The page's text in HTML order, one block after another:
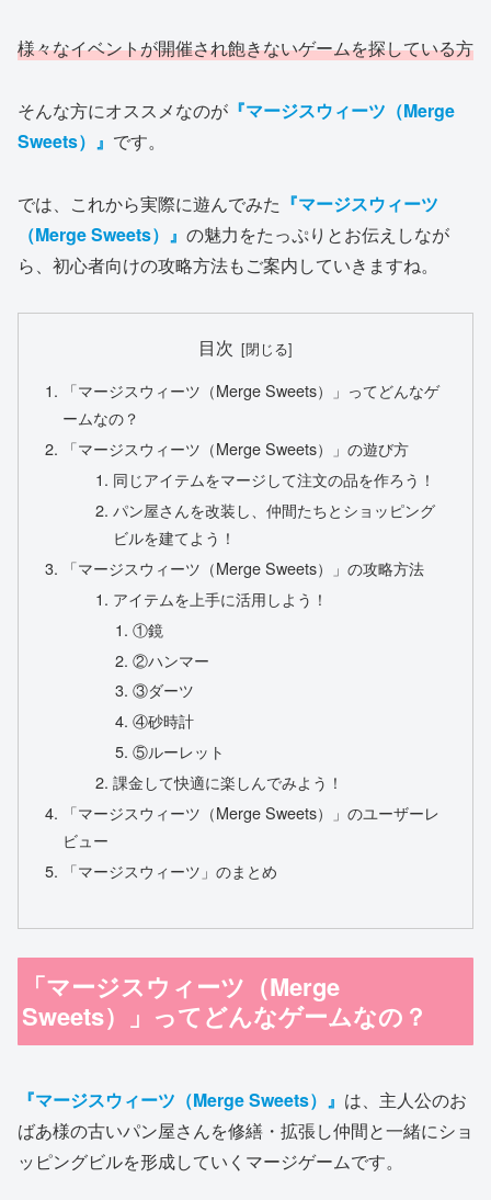
様々なイベントが開催され飽きないゲームを探している方
そんな方にオススメなのが 『マージスウィーツ（Merge
Sweets）』 です。
では、これから実際に遊んでみた 『マージスウィーツ
（Merge Sweets）』 の魅力をたっぷりとお伝えしなが
ら、初心者向けの攻略方法もご案内していきますね。
目次
「マージスウィーツ（Merge Sweets）」ってどんなゲ
ームなの？
「マージスウィーツ（Merge Sweets）」の遊び方
同じアイテムをマージして注文の品を作ろう！
パン屋さんを改装し、仲間たちとショッピング
ビルを建てよう！
「マージスウィーツ（Merge Sweets）」の攻略方法
アイテムを上手に活用しよう！
①鏡
②ハンマー
③ダーツ
④砂時計
⑤ルーレット
課金して快適に楽しんでみよう！
「マージスウィーツ（Merge Sweets）」のユーザーレ
ビュー
「マージスウィーツ」のまとめ
「マージスウィーツ（Merge
Sweets）」ってどんなゲームなの？
『マージスウィーツ（Merge Sweets）』 は、主人公のお
ばあ様の古いパン屋さんを修繕・拡張し仲間と一緒にショ
ッピングビルを形成していくマージゲームです。